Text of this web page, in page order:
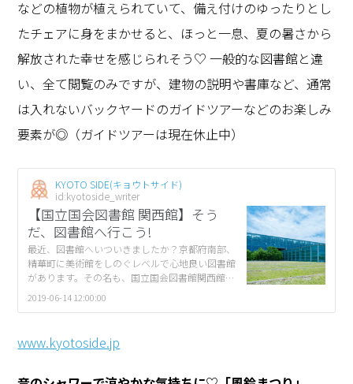
などの植物が植えられていて、備え付けのゆったりとし
たチェアに身をまかせると、ほっと一息、夏の暑さから
解放された幸せを感じられそう♡ 一般的な図書館と違
い、全て閲覧のみですが、建物の説明や書庫など、通常
は入れないバックヤードのガイドツアーなどのお楽しみ
要素が◎（ガイドツアーは現在休止中）
KYOTO SIDE(キョウトサイド)
id:kyotoside_writer
【国立国会図書館 関西館】そう
だ、図書館へ行こう!
最近、図書館へいついきましたか？京都府南部、
精華町に美術館をしのぐレベルで心地良い図書館
があります。その名も、国立国会図書館関西館！
い気もしますが、実はバックヤードも見られる
2019-06-14 12:00:00
www.kyotoside.jp